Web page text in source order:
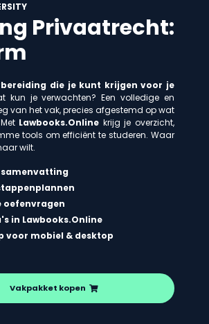
Privaatrecht:
die je kunt krijgen voor je
kun je verwachten? Een volledige en
van het vak, precies afgestemd op wat
Lawbooks.Online krijg je overzicht,
tools om efficiënt te studeren. Waar
wilt.
oefenvragen
in Lawbooks.Online
voor mobiel & desktop
Vakpakket kopen